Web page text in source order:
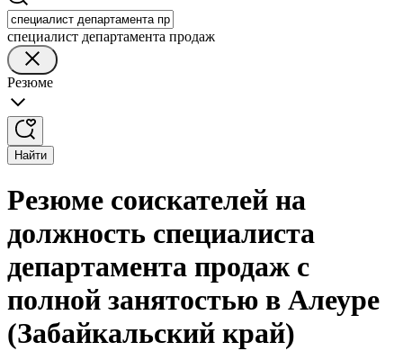
специалист департамента продаж
Резюме
Найти
Резюме соискателей на
должность специалиста
департамента продаж с
полной занятостью в Алеуре
(Забайкальский край)